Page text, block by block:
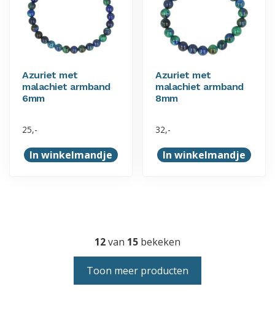
gekozen
worden
de
gekozen
worden
de
Azuriet met
malachiet armband
6mm
25,-
In winkelmandje
Azuriet met
malachiet armband
8mm
32,-
In winkelmandje
12van 15 bekeken
Toon meer producten